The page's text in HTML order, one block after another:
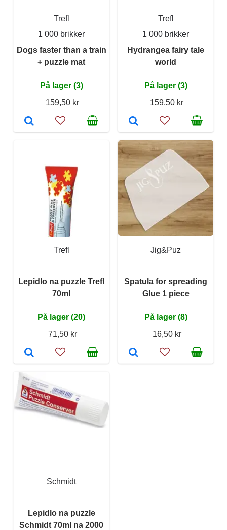
Trefl
1 000 brikker
Dogs faster than a train
+ puzzle mat
På lager (3)
159,50 kr
Trefl
1 000 brikker
Hydrangea fairy tale
world
På lager (3)
159,50 kr
Trefl
Lepidlo na puzzle Trefl
70ml
På lager (20)
71,50 kr
Jig&Puz
Spatula for spreading
Glue 1 piece
På lager (8)
16,50 kr
Schmidt
Lepidlo na puzzle
Schmidt 70ml na 2000